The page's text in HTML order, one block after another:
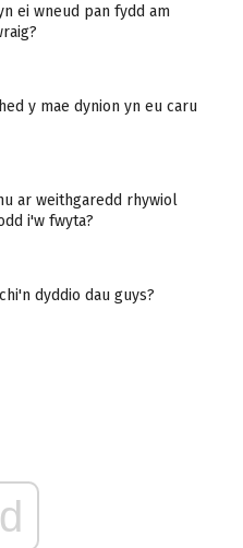
ei wneud pan fydd am
y mae dynion yn eu caru
ar weithgaredd rhywiol
i'w fwyta?
dyddio dau guys?